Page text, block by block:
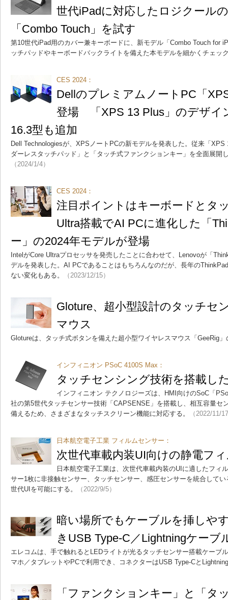
世代iPadに対応したロジクール
「Combo Touch」を試す
第10世代iPad用のカバー兼キーボードに、新モデル「Combo Touch for
ッチパッドやキーボードバックライトを備えた本モデルを細かくチェッ
CES 2024：
DellのプレミアムノートPC「
登場 「XPS 13 Plus」のデザイ
16.3型も追加
Dell Technologiesが、XPSノートPCの新モデルを発表した。従来「
ダーレスタッチパッド」と「タッチ式ファンクションキー」を全面展開
（2024/1/4）
CES 2024：
注目ポイントはキーボードとタ
Ultra搭載でAI PCに進化した「
ー」の2024年モデルが登場
IntelがCore Ultraプロセッサを発売したことに合わせて、Lenovoが「
デルを発表した。AI PCであることはもちろんなのだが、長年の
ない変化もある。
（2023/12/15）
Gloture、超小型設計のタッチセ
マウス
Glotureは、タッチ式ボタンを備えた超小型ワイヤレスマウス「GeeRig
インフィニオン PSoC 4100S Max：
タッチセンシング技術を搭載し
インフィニオン テクノロジーズは、HMI向けのSoC「
社の第5世代タッチセンサー技術「CAPSENSE」を搭載し、相互容量セ
備えるため、さまざまなタッチスクリーン機能に対応する。
（2022/11/
日本航空電子工業 フィルムセンサー：
次世代車載内装UI向けの静電フ
日本航空電子工業は、次世代車載内装のUIに適したフィ
サー1枚に非接触センサー、タッチセンサー、感圧センサーを統合して
世代UIを可能にする。
（2022/9/5）
暗い場所でもケーブルを挿しや
きUSB Type-C／Lightningケーブ
エレコムは、手で触れるとLEDライトが光るタッチセンサー搭載ケーブ
マホ／タブレットやPCで利用でき、コネクターはUSB Type-Cと
「ファンクションキー」と「タ